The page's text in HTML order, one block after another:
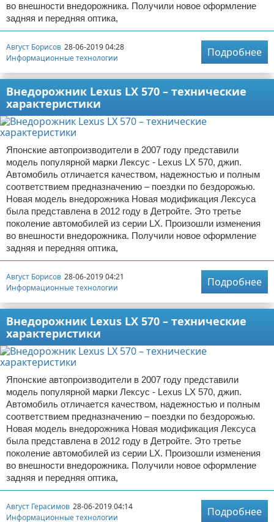
во внешности внедорожника. Получили новое оформление
задняя и передняя оптика,
Август Борисов 28-06-2019 04:28
Информационные технологии
Подробнее
Внедорожник Lexus LX 570 – технические
характеристики
Японские автопроизводители в 2007 году представили
модель популярной марки Лексус - Lexus LX 570, джип.
Автомобиль отличается качеством, надежностью и полным
соответствием предназначению – поездки по бездорожью.
Новая модель внедорожника Новая модификация Лексуса
была представлена в 2012 году в Детройте. Это третье
поколение автомобилей из серии LX. Произошли изменения
во внешности внедорожника. Получили новое оформление
задняя и передняя оптика,
Август Борисов 28-06-2019 04:21
Информационные технологии
Подробнее
Внедорожник Lexus LX 570 – технические
характеристики
Японские автопроизводители в 2007 году представили
модель популярной марки Лексус - Lexus LX 570, джип.
Автомобиль отличается качеством, надежностью и полным
соответствием предназначению – поездки по бездорожью.
Новая модель внедорожника Новая модификация Лексуса
была представлена в 2012 году в Детройте. Это третье
поколение автомобилей из серии LX. Произошли изменения
во внешности внедорожника. Получили новое оформление
задняя и передняя оптика,
Август Герасимов 28-06-2019 04:14
Информационные технологии
Подробнее